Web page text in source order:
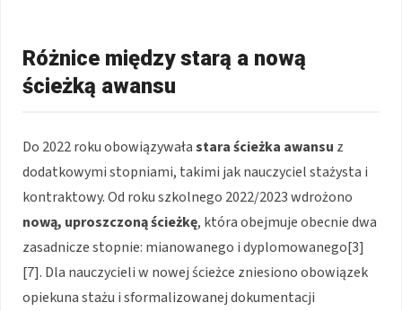
Różnice między starą a nową
ścieżką awansu
Do 2022 roku obowiązywałastara ścieżka awansu z
dodatkowymi stopniami, takimi jak nauczyciel stażysta i
kontraktowy. Od roku szkolnego 2022/2023 wdrożono
nową, uproszczoną ścieżkę, która obejmuje obecnie dwa
zasadnicze stopnie: mianowanego i dyplomowanego[3]
[7]. Dla nauczycieli w nowej ścieżce zniesiono obowiązek
opiekuna stażu i sformalizowanej dokumentacji